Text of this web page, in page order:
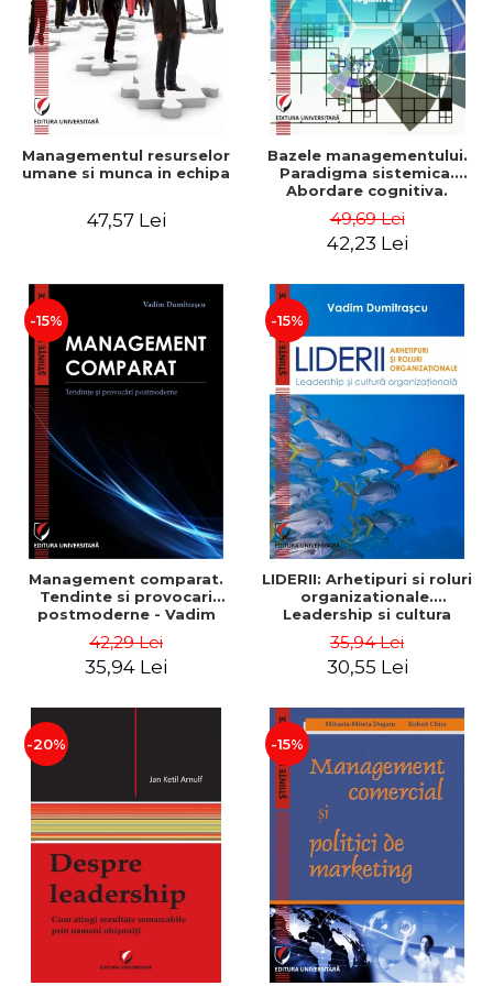
Managementul resurselor
umane si munca in echipa
47,57 Lei
Bazele managementului.
Paradigma sistemica.
Abordare cognitiva.
comportamentala - Vadim
Dumitrascu
49,69 Lei
42,23 Lei
-15%
Management comparat.
Tendinte si provocari
postmoderne - Vadim
42,29 Lei
35,94 Lei
-15%
LIDERII: Arhetipuri si roluri
organizationale.
Leadership si cultura
Dumitrascu
35,94 Lei
30,55 Lei
-20% -15%